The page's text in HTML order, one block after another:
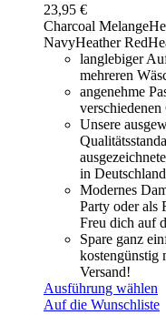
23,95 €
Charcoal Melange
NavyHeather Red
langlebiger
mehreren
angenehme
Unsere
in
Modernes
Party oder als
Freu dich auf
Spare ganz
kostengünstig
Versand!
Ausführung wählen
Auf die Wunschliste